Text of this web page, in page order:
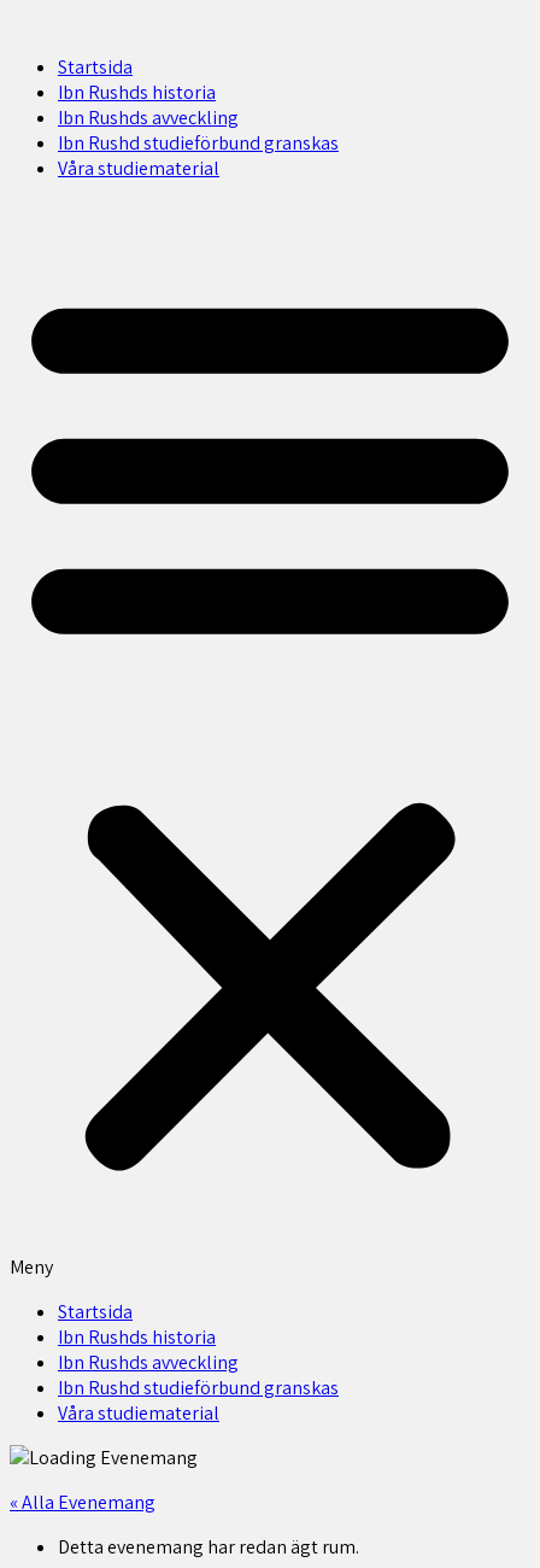
Startsida
Ibn Rushds historia
Ibn Rushds avveckling
Ibn Rushd studieförbund granskas​
Våra studiematerial
Meny
Startsida
Ibn Rushds historia
Ibn Rushds avveckling
Ibn Rushd studieförbund granskas​
Våra studiematerial
« Alla Evenemang
Detta evenemang har redan ägt rum.